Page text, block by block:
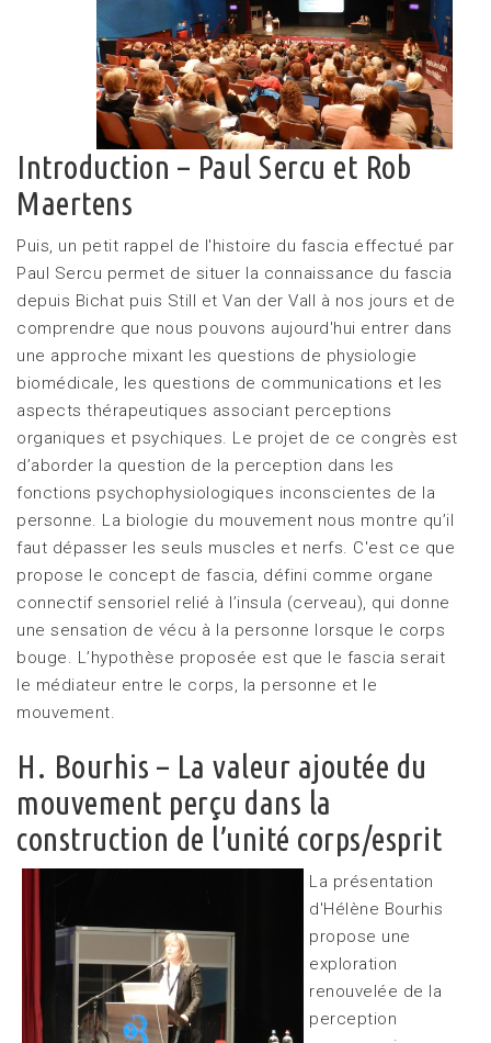
Introduction – Paul Sercu et Rob
Maertens
Puis, un petit rappel de l'histoire du fascia effectué par
Paul Sercu permet de situer la connaissance du fascia
depuis Bichat puis Still et Van der Vall à nos jours et de
comprendre que nous pouvons aujourd'hui entrer dans
une approche mixant les questions de physiologie
biomédicale, les questions de communications et les
aspects thérapeutiques associant perceptions
organiques et psychiques. Le projet de ce congrès est
d’aborder la question de la perception dans les
fonctions psychophysiologiques inconscientes de la
personne. La biologie du mouvement nous montre qu’il
faut dépasser les seuls muscles et nerfs. C'est ce que
propose le concept de fascia, défini comme organe
connectif sensoriel relié à l’insula (cerveau), qui donne
une sensation de vécu à la personne lorsque le corps
bouge. L’hypothèse proposée est que le fascia serait
le médiateur entre le corps, la personne et le
mouvement.
H. Bourhis – La valeur ajoutée du
mouvement perçu dans la
construction de l’unité corps/esprit
La présentation
d'Hélène Bourhis
propose une
exploration
renouvelée de la
perception